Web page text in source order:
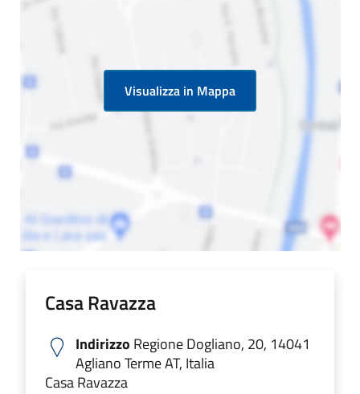
Visualizza in Mappa
Casa Ravazza
Indirizzo Regione Dogliano, 20, 14041
Agliano Terme AT, Italia
Casa Ravazza